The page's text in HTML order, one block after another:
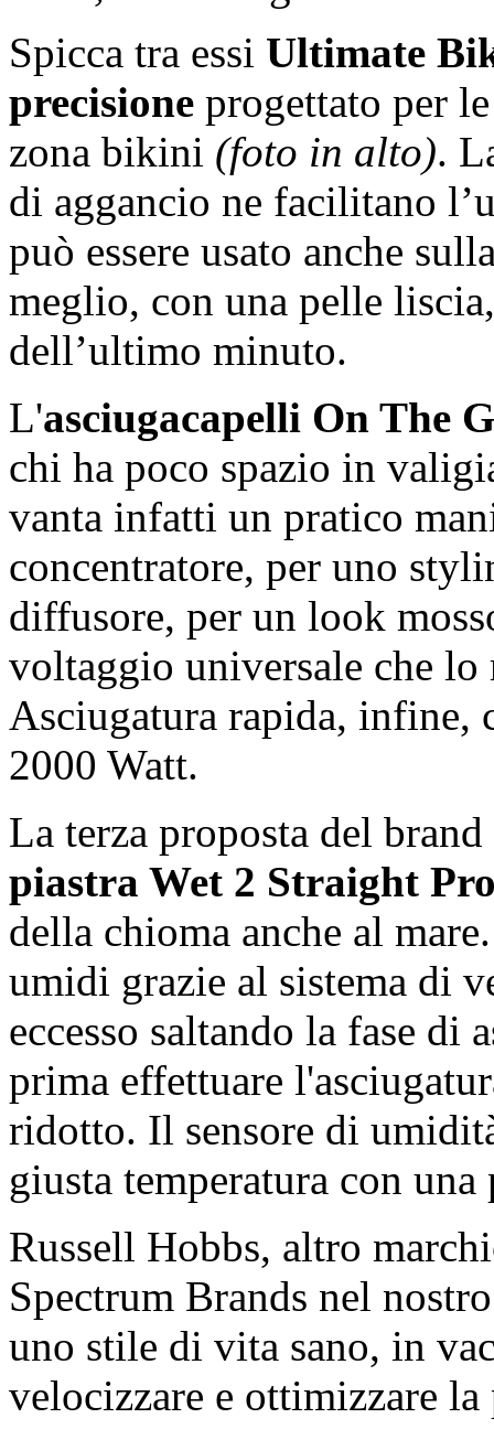
Spicca tra essi Ultimate
precisione progettato per
zona bikini (foto in alto).
di aggancio ne facilitano
può essere usato anche
meglio, con una pelle
dell’ultimo minuto.
L'asciugacapelli On The
chi ha poco spazio in
vanta infatti un pratico
concentratore, per uno
diffusore, per un look
voltaggio universale che
Asciugatura rapida, infine,
2000 Watt.
La terza proposta del
piastra Wet 2 Straight
della chioma anche al
umidi grazie al sistema di
eccesso saltando la fase di
prima effettuare
ridotto. Il sensore di
giusta temperatura con
Russell Hobbs, altro
Spectrum Brands nel
uno stile di vita sano, in
velocizzare e ottimizzare